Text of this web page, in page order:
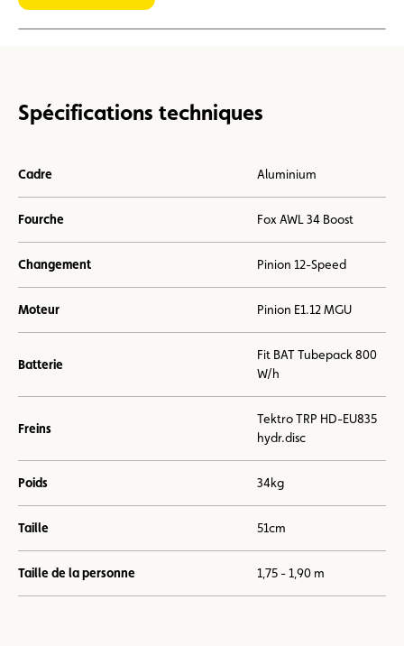
Spécifications techniques
Cadre Aluminium
Fourche Fox AWL 34 Boost
Changement Pinion 12-Speed
Moteur Pinion E1.12 MGU
Batterie
Fit BAT Tubepack 800
W/h
Freins
Tektro TRP HD-EU835
hydr.disc
Poids 34kg
Taille 51cm
Taille de la personne 1,75 - 1,90 m